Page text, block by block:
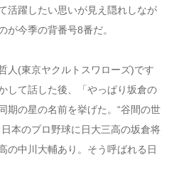
活躍したい思いが見え隠れしなが
が今季の背番号8番だ。
人(東京ヤクルトスワローズ)です
して話した後、「やっぱり坂倉の
期の星の名前を挙げた。“谷間の世
本のプロ野球に日大三高の坂倉将
の中川大輔あり。そう呼ばれる日